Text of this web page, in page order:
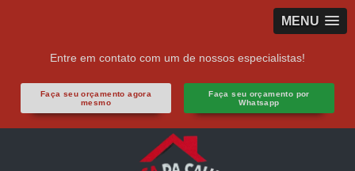
MENU
Entre em contato com um de nossos especialistas!
Faça seu orçamento agora
mesmo
Faça seu orçamento por
Whatsapp